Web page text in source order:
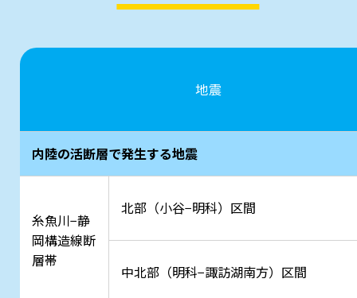
地震
内陸の活断層で発生する地震
糸魚川−静
岡構造線断
層帯
北部（小谷−明科）区間
中北部（明科−諏訪湖南方）区間